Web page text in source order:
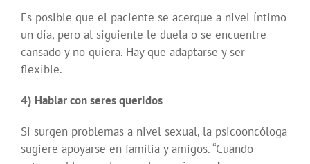
Es posible que el paciente se acerque a nivel íntimo
un día, pero al siguiente le duela o se encuentre
cansado y no quiera. Hay que adaptarse y ser
flexible.
4) Hablar con seres queridos
Si surgen problemas a nivel sexual, la psicooncóloga
sugiere apoyarse en familia y amigos. “Cuando